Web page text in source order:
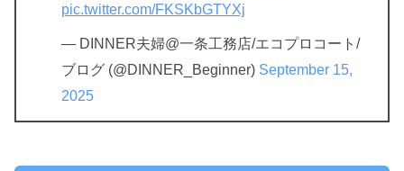
pic.twitter.com/FKSKbGTYXj
— DINNER夫婦@一条工務店/エコプロコート/
ブログ (@DINNER_Beginner) September 15,
2025